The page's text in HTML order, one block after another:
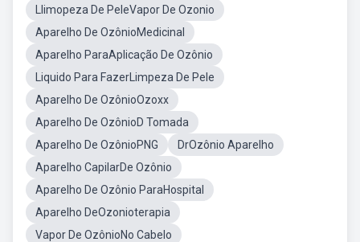
Llimopeza De PeleVapor De Ozonio
Aparelho De OzônioMedicinal
Aparelho ParaAplicação De Ozônio
Liquido Para FazerLimpeza De Pele
Aparelho De OzônioOzoxx
Aparelho De OzônioD Tomada
Aparelho De OzônioPNG
DrOzônio Aparelho
Aparelho CapilarDe Ozônio
Aparelho De Ozônio ParaHospital
Aparelho DeOzonioterapia
Vapor De OzônioNo Cabelo